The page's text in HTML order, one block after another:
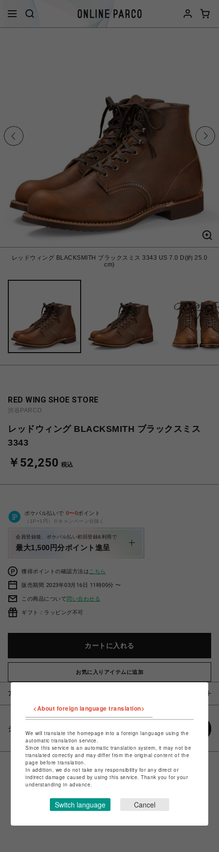
レッドウィング BLACKSMITH ブラックスミス 3343 US 7.0 D(約 25.0
cm)
RED WING SHOE STORE
渋谷PARCO
レッドウィング BLACKSMITH ブラックスミス
3343
￥52,250 税込
ポケパル払いで 0〜0ポイント
（1P=1円）※キャンペーン分除く
会員登録後、ポケパル払い初回登録&利用で
最大1,500円分ポイント進呈
獲得ポイントの確認方法は こちら
販売期間 2023年03月16日 11時00分 〜
この商品について問い合わせる
ギフト：ラッピング不可
カートに入れる
お気に入りアイテムに追加
アイテム説明 / 素材
シェアする
<About foreign language translation>
We will translate the homepage into a foreign language using the
automatic translation service.
Since this service is an automatic translation system, it may not be
translated correctly and may differ from the original content of the
page before translation.
In addition, we do not take any responsibility for any direct or
indirect damage caused by using this service. Thank you for your
understanding in advance.
Switch language Cancel